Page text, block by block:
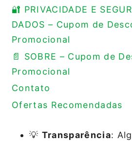
🔐 PRIVACIDADE E
DADOS – Cupom de
Promocional
📄 SOBRE – Cupom de
Promocional
Contato
Ofertas Recomendadas
💡 Transparência: